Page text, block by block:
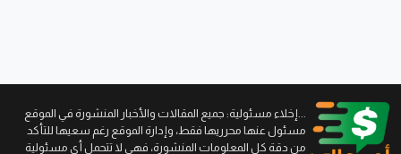
...إخلاء مسئولية: جميع المقالات والأخبار المنشورة في الموقع
مسئول عنها محرريها فقط، وإدارة الموقع رغم سعيها للتأكد
من دقة كل المعلومات المنشورة، فهي لا تتحمل أي مسئولية